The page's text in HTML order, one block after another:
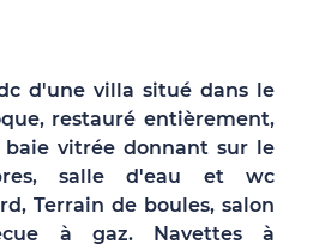
d'une villa situé dans le
restauré entièrement,
baie vitrée donnant sur le
salle d'eau et wc
Terrain de boules, salon
à gaz. Navettes à